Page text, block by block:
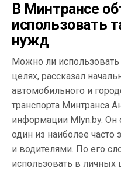
В Минтрансе
использовать
нужд
Можно ли
целях, рассказал
автомобильного и
транспорта Минтранса
информации Mlyn.by. Он
один из наиболее
и водителями. По его
использовать в личных